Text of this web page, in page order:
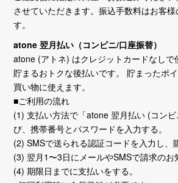
させていただきます。振込手数料はお客様
す。
atone 翌月払い（コンビニ/口座振替）
atone (アトネ) はクレジットカードなしで
貯まるおトクな後払いです。 貯まったポ
買い物に使えます。
■ご利用の流れ
(1) 支払い方法で「atone 翌月払い (コン
び、携帯番号とパスワードを入力する。
(2) SMSで送られる認証コードを入力し、
(3) 翌月1〜3日にメールやSMSで請求のお
(4) 期限日までに支払いをする。